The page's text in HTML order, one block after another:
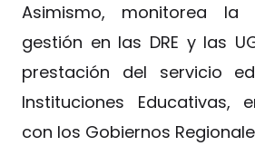
Asimismo, monitorea
gestión en las DRE y las
prestación del servicio
Instituciones Educativas,
con los Gobiernos